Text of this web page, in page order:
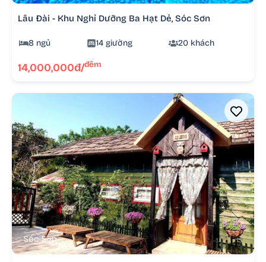
Lâu Đài - Khu Nghỉ Dưỡng Ba Hạt Dẻ, Sóc Sơn
8 ngủ 14 giường 20 khách
14,000,000đ/đêm
Sóc Sơn